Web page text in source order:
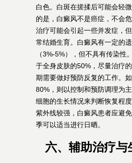
白色。白斑在搓揉后可能会轻
的是，白癜风不是癌症，不会
治疗可能会引起一些并发症，
常结婚生育。白癜风有一定的
（3%-5%），但不具有传染性
于全身皮肤的50%，尽量治疗
期需要做好预防反复的工作。
80%，则以控制和预防调理为
细胞的生长情况来判断恢复程
紫外线较强，白癜风患者应避
季可以适当进行日晒。
六、辅助治疗与